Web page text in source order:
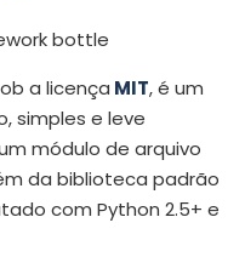
a licença MIT, é um
simples e leve
módulo de arquivo
da biblioteca padrão
com Python 2.5+ e